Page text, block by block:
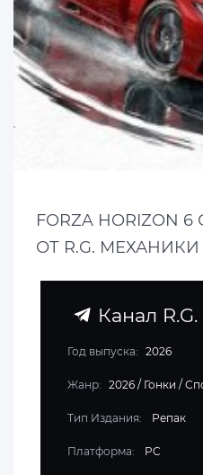
FORZA HORIZON
ОТ R.G. МЕХАНИКИ
Канал
Год выпуска: 2026
Жанр: 2026 / Гонки /
Тип Издания: Репак
Платформа: PC